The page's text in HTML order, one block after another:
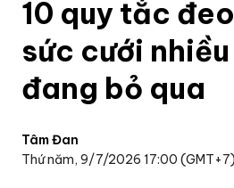
10 quy tắc
sức cưới
đang bỏ qua
Tâm Đan
Thứ năm, 9/7/2026 17:00 (GMT+7)